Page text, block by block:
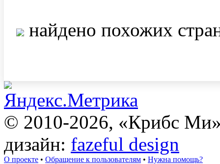
найдено похожих
© 2010-2026, «Крибс
дизайн: fazeful design
О проекте • Обращение к пользователям • Нужна помощь?